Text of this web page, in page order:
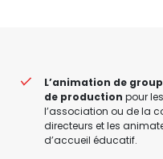
L’animation de
de production pour
l’association ou de la
directeurs et les
d’accueil éducatif.